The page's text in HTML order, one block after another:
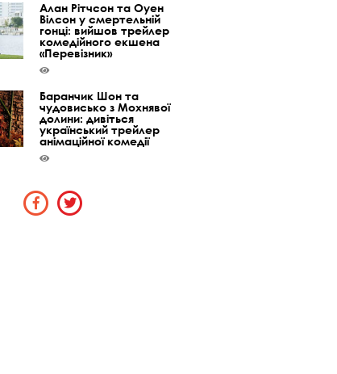
Алан Рітчсон та Оуен
Вілсон у смертельній
гонці: вийшов трейлер
комедійного екшена
«Перевізник»
Баранчик Шон та
чудовисько з Мохнявої
долини: дивіться
український трейлер
анімаційної комедії